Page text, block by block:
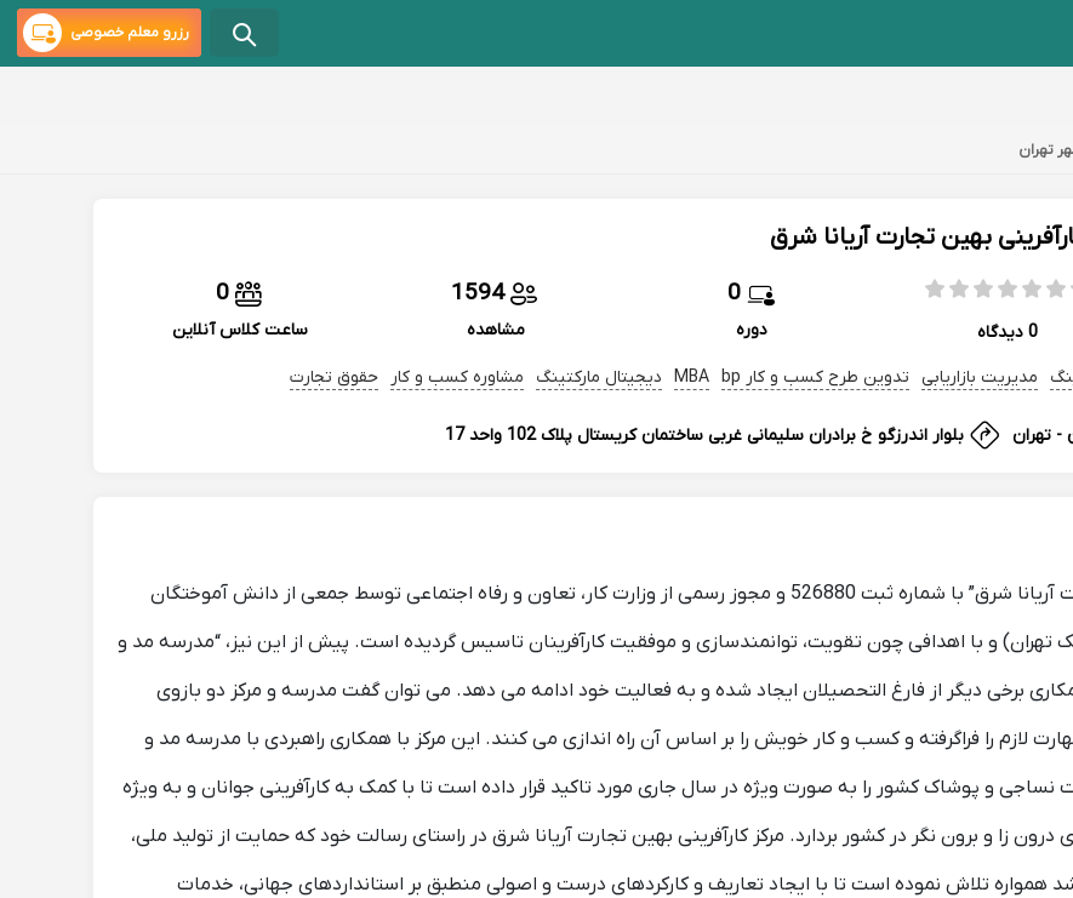
رزرو معلم خصوصی
تهران
بهین تجارت آریانا شرق
0 دیدگاه
0
دوره
1594
مشاهده
0
ساعت کلاس آنلاین
مدیریت بازاریابی تدوین طرح کسب و کار bp MBA دیجیتال مارکتینگ مشاوره کسب و کار حقوق تجارت
- تهران بلوار اندرزگو خ برادران سلیمانی غربی ساختمان کریستال پلاک 102 واحد 17
مرکز مشاوره، اطلاع رسانی و خدمات کارآفرینی “بهین تجارت آریانا شرق” با شماره ثبت 526880 و مجوز رسمی از وزارت کار، تعاون و رفاه اجتماعی توسط جمعی از دانش آموختگان
و با اهدافی چون تقویت، توانمندسازی و موفقیت کارآفرینان تاسیس گردیده است. پیش از این نیز، “مدرسه مد و
برخی دیگر از فارغ التحصیلان ایجاد شده و به فعالیت خود ادامه می دهد. می توان گفت مدرسه و مرکز دو بازوی
لازم را فراگرفته و کسب و کار خویش را بر اساس آن راه اندازی می کنند. این مرکز با همکاری راهبردی با مدرسه مد و
و پوشاک کشور را به صورت ویژه در سال جاری مورد تاکید قرار داده است تا با کمک به کارآفرینی جوانان و به ویژه
زا و برون نگر در کشور بردارد. مرکز کارآفرینی بهین تجارت آریانا شرق در راستای رسالت خود که حمایت از تولید ملی،
همواره تلاش نموده است تا با ایجاد تعاریف و کارکردهای درست و اصولی منطبق بر استانداردهای جهانی، خدمات